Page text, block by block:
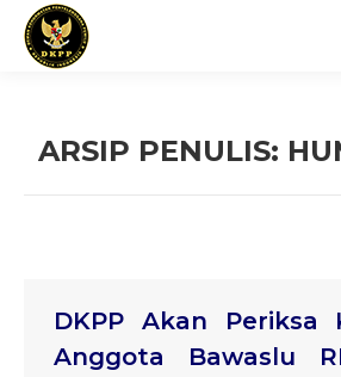
ARSIP PENULIS:
DKPP Akan Periksa
Anggota Bawaslu